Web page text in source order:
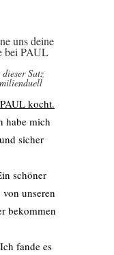
uns deine
bei PAUL
Satz
kocht.
habe mich
sicher
schöner
unseren
bekommen
Ich fande es